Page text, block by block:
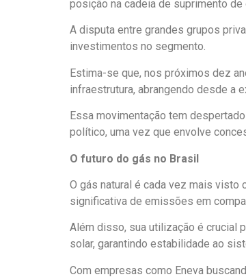
posição na cadeia de suprimento de
A disputa entre grandes grupos
investimentos no segmento.
Estima-se que, nos próximos dez
infraestrutura, abrangendo desde a
Essa movimentação tem
político, uma vez que envolve
O futuro do gás no Brasil
O gás natural é cada vez mais visto
significativa de emissões em
Além disso, sua utilização é crucial
solar, garantindo estabilidade ao
Com empresas como Eneva